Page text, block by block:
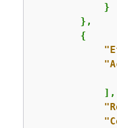
            }
        },
{
            ],